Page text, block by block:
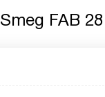
Smeg FAB 28